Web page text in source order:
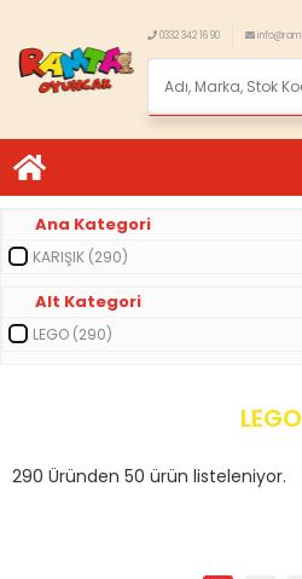
0332 342 16 90
Ana Kategori
KARIŞIK (290)
Alt Kategori
LEGO (290)
LEGO
290 Üründen 50 ürün listeleniyor.